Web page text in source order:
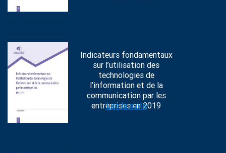
Indicateurs fondamentaux
sur l’utilisation des
technologies de
l’information et de la
communication par les
entreprises en 2019
Lire la suite